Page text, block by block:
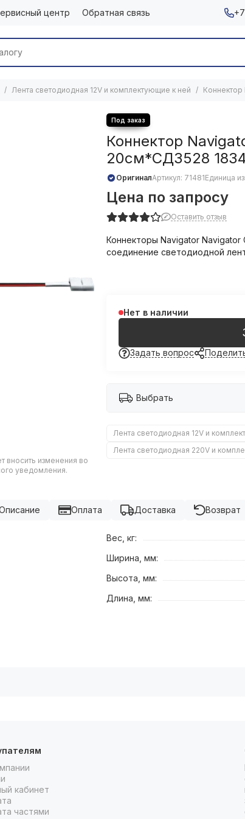
центр Обратная связь
Лента светодиодная 12V и комплектующие к ней
вносить изменения во
уведомления.
Коннектор
20см*СД3528
ОригиналАртикул: 71481Единица
Цена по запросу
Оставить отзыв
Коннекторы Navigator
соединение светодиодной
Нет в наличии
Задать вопрос
Выбрать
Лента светодиодная 12V и
Лента светодиодная 220V и
Оплата Доставка Возврат
Вес, кг:
Ширина, мм:
Высота, мм:
Длина, мм:
кабинет
частями